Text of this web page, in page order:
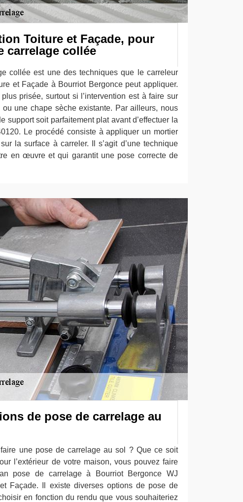
Toiture et Façade, pour
carrelage collée
collée est une des techniques que le carreleur
et Façade à Bourriot Bergonce peut appliquer.
prisée, surtout si l’intervention est à faire sur
une chape sèche existante. Par ailleurs, nous
support soit parfaitement plat avant d’effectuer la
Le procédé consiste à appliquer un mortier
la surface à carreler. Il s’agit d’une technique
en œuvre et qui garantit une pose correcte de
de pose de carrelage au
une pose de carrelage au sol ? Que ce soit
l’extérieur de votre maison, vous pouvez faire
pose de carrelage à Bourriot Bergonce WJ
Façade. Il existe diverses options de pose de
en fonction du rendu que vous souhaiteriez